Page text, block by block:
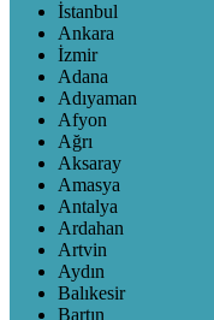
İstanbul
Ankara
İzmir
Adana
Adıyaman
Afyon
Ağrı
Aksaray
Amasya
Antalya
Ardahan
Artvin
Aydın
Balıkesir
Bartın